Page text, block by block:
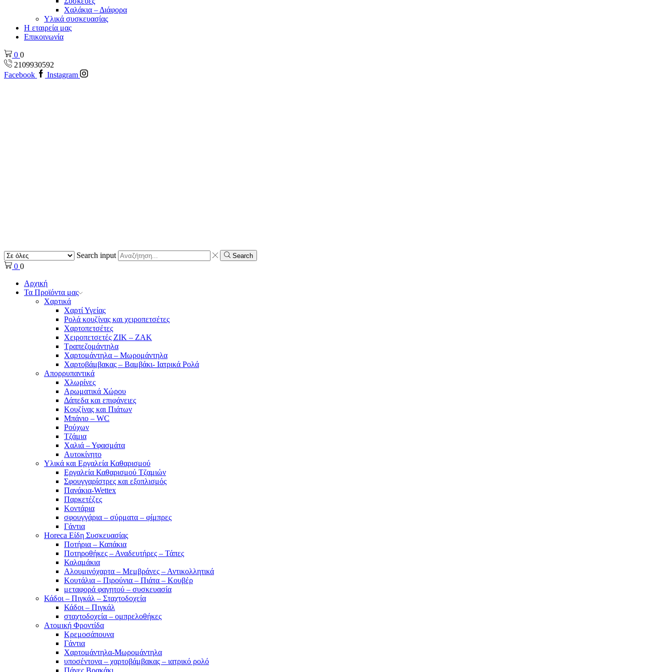
Χαλάκια – Διάφορα
Yλικά συσκευασίας
Η εταιρεία μας
Επικοινωνία
0 0
2109930592
Facebook
Instagram
Search input Search
0 0
Αρχική
Τα Προϊόντα μας
Χαρτικά
Χαρτί Υγείας
Ρολά κουζίνας και χειροπετσέτες
Χαρτοπετσέτες
Χειροπετσετές ΖΙΚ – ΖΑΚ
Τραπεζομάντηλα
Χαρτομάντηλα – Μωρομάντηλα
Χαρτοβάμβακας – Βαμβάκι- Ιατρικά Ρολά
Απορρυπαντικά
Χλωρίνες
Αρωματικά Χώρου
Δάπεδα και επιφάνειες
Κουζίνας και Πιάτων
Μπάνιο – WC
Ρούχων
Τζάμια
Χαλιά – Υφασμάτα
Αυτοκίνητο
Υλικά και Εργαλεία Καθαρισμού
Εργαλεία Καθαρισμού Τζαμιών
Σφουγγαρίστρες και εξοπλισμός
Πανάκια-Wettex
Παρκετέζες
Κοντάρια
σφουγγάρια – σύρματα – φίμπρες
Γάντια
Horeca Είδη Συσκευασίας
Ποτήρια – Καπάκια
Ποτηροθήκες – Αναδευτήρες – Τάπες
Καλαμάκια
Αλουμινόχαρτα – Μεμβράνες – Αντικολλητικά
Κουτάλια – Πιρούνια – Πιάτα – Κουβέρ
μεταφορά φαγητού – συσκευασία
Κάδοι – Πιγκάλ – Σταχτοδοχεία
Κάδοι – Πιγκάλ
σταχτοδοχεία – ομπρελοθήκες
Ατομική Φροντίδα
Κρεμοσάπουνα
Γάντια
Χαρτομάντηλα-Μωρομάντηλα
υποσέντονα – χαρτοβάμβακας – ιατρικό ρολό